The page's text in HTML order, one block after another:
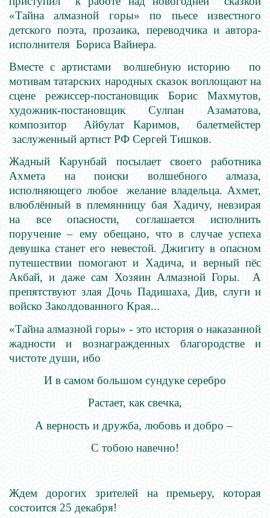
«Тайна алмазной горы» по пьесе известного
детского поэта, прозаика, переводчика и автора-
исполнителя Бориса Вайнера.
Вместе с артистами волшебную историю по
мотивам татарских народных сказок воплощают на
сцене режиссер-постановщик Борис Махмутов,
художник-постановщик Сулпан Азаматова,
композитор Айбулат Каримов, балетмейстер
заслуженный артист РФ Сергей Тишков.
Жадный Карунбай посылает своего работника
Ахмета на поиски волшебного алмаза,
исполняющего любое желание владельца. Ахмет,
влюблённый в племянницу бая Хадичу, невзирая
на все опасности, соглашается исполнить
поручение – ему обещано, что в случае успеха
девушка станет его невестой. Джигиту в опасном
путешествии помогают и Хадича, и верный пёс
Акбай, и даже сам Хозяин Алмазной Горы. А
препятствуют злая Дочь Падишаха, Див, слуги и
войско Заколдованного Края...
«Тайна алмазной горы» - это история о наказанной
жадности и вознагражденных благородстве и
чистоте души, ибо
И в самом большом сундуке серебро
Растает, как свечка,
А верность и дружба, любовь и добро –
С тобою навечно!
Ждем дорогих зрителей на премьеру, которая
состоится 25 декабря!